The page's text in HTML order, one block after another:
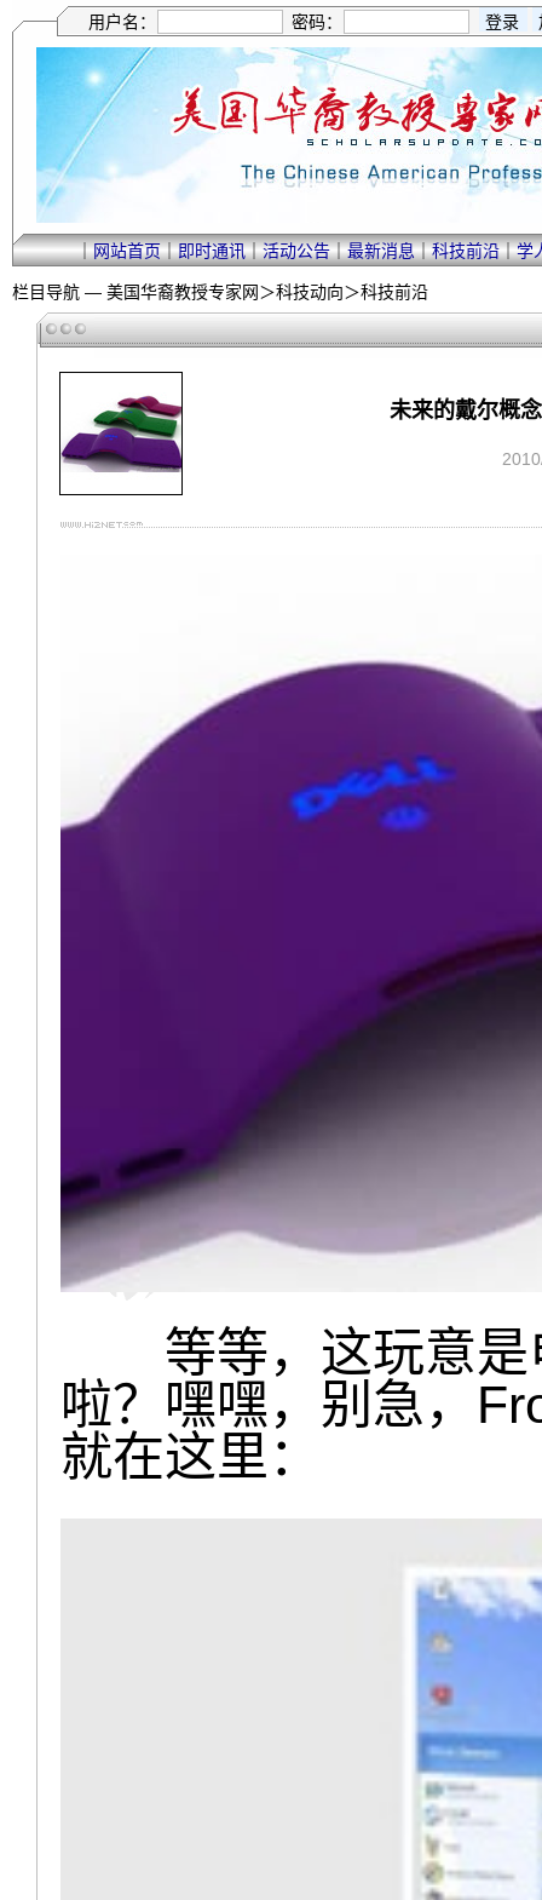
用户名： 密码：
｜网站首页｜即时通讯｜活动公告｜最新消息｜科技前沿｜学
栏目导航 — 美国华裔教授专家网＞科技动向＞科技前沿
未来的戴尔概
等等，这玩意是
啦？嘿嘿，别急，
就在这里：